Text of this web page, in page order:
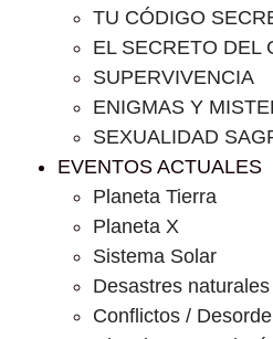
TU CÓDIGO
EL SECRETO DEL
SUPERVIVENCIA
ENIGMAS Y
SEXUALIDAD
EVENTOS ACTUALES
Planeta Tierra
Planeta X
Sistema Solar
Desastres naturales
Conflictos /